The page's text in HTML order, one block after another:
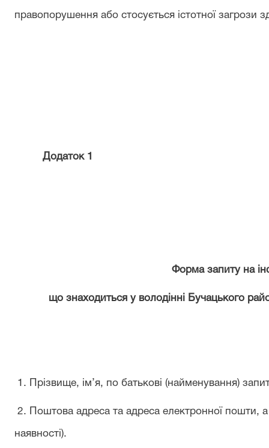
правопорушення або стосується істотної загрози
Додаток 1
Форма запиту на
що знаходиться у володінні Бучацького
1. Прізвище, ім’я, по батькові (найменування)
2. Поштова адреса та адреса електронної пошти,
наявності).